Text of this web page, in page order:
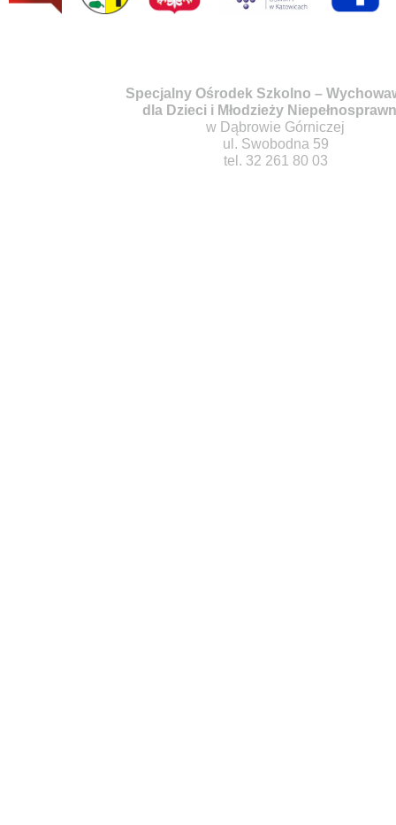
Specjalny Ośrodek Szkolno –
dla Dzieci i Młodzieży
w Dąbrowie Górniczej
ul. Swobodna 59
tel. 32 261 80 03